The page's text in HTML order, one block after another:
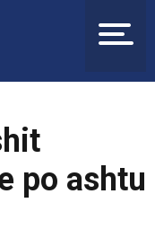
po ashtu